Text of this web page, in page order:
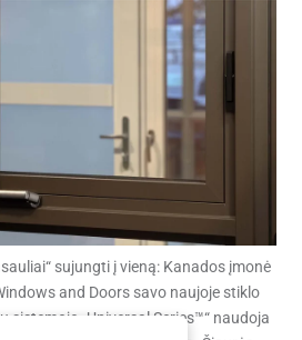
sujungti į vieną: Kanados įmonė
and Doors savo naujoje stiklo
sistemoje „Universal Series™“ naudoja